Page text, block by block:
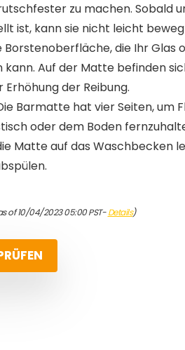
zu machen. Sobald
ist, kann sie nicht leicht
die Ihr Glas
kann. Auf der Matte befinden
der Reibung.
Barmatte hat vier Seiten, um
oder dem Boden
Matte auf das Waschbecken
of 10/04/2023 05:00 PST-Details)